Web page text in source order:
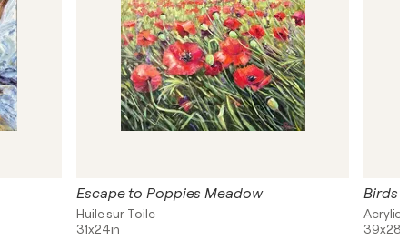
Escape to Poppies Meadow
Huile sur Toile
31x24in
Birds of
39x28in